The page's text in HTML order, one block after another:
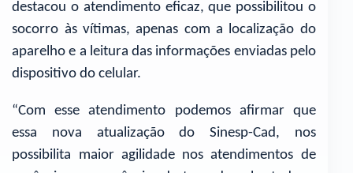
destacou o atendimento eficaz, que possibilitou o
socorro às vítimas, apenas com a localização do
aparelho e a leitura das informações enviadas pelo
dispositivo do celular.
“Com esse atendimento podemos afirmar que
essa nova atualização do Sinesp-Cad, nos
possibilita maior agilidade nos atendimentos de